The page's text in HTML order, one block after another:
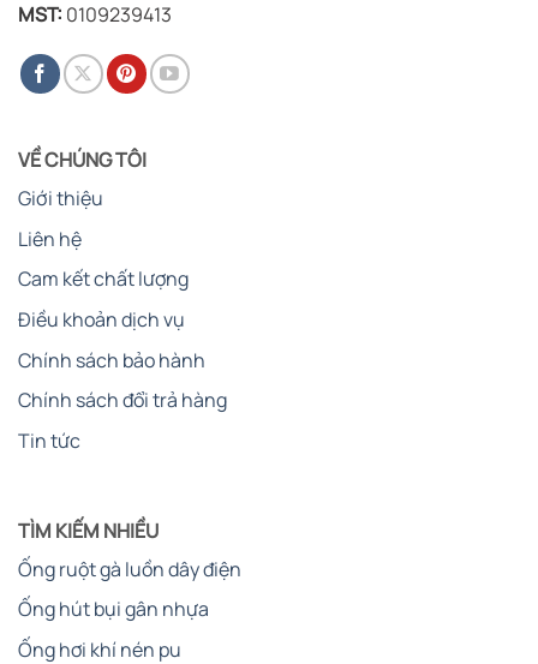
MST: 0109239413
VỀ CHÚNG TÔI
Giới thiệu
Liên hệ
Cam kết chất lượng
Điều khoản dịch vụ
Chính sách bảo hành
Chính sách đổi trả hàng
Tin tức
TÌM KIẾM NHIỀU
Ống ruột gà luồn dây điện
Ống hút bụi gân nhựa
Ống hơi khí nén pu